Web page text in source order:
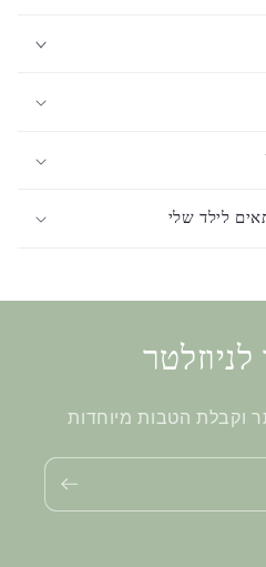
לילד שלי
וקבלת הטבות מיוחדות